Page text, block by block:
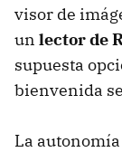
visor de
un lector de
supuesta
bienvenida
La